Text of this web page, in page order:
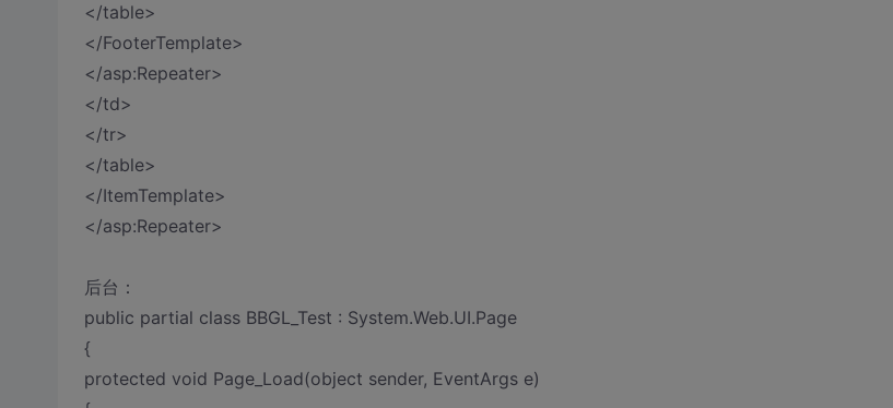
</table>
</FooterTemplate>
</asp:Repeater>
</td>
</tr>
</table>
</ItemTemplate>
</asp:Repeater>
后台：
public partial class BBGL_Test : System.Web.UI.Page
{
protected void Page_Load(object sender, EventArgs e)